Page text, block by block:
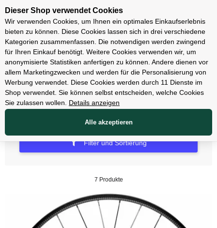
Unsere Filialen
Zipp
Filter und Sortierung
7 Produkte
Dieser Shop verwendet Cookies
Wir verwenden Cookies, um Ihnen ein optimales Einkaufserlebnis
bieten zu können. Diese Cookies lassen sich in drei verschiedene
Kategorien zusammenfassen. Die notwendigen werden zwingend
für Ihren Einkauf benötigt. Weitere Cookies verwenden wir, um
anonymisierte Statistiken anfertigen zu können. Andere dienen vor
allem Marketingzwecken und werden für die Personalisierung von
Werbung verwendet. Diese Cookies werden durch 11 Dienste im
Shop verwendet. Sie können selbst entscheiden, welche Cookies
Sie zulassen wollen.
Details anzeigen
Alle akzeptieren